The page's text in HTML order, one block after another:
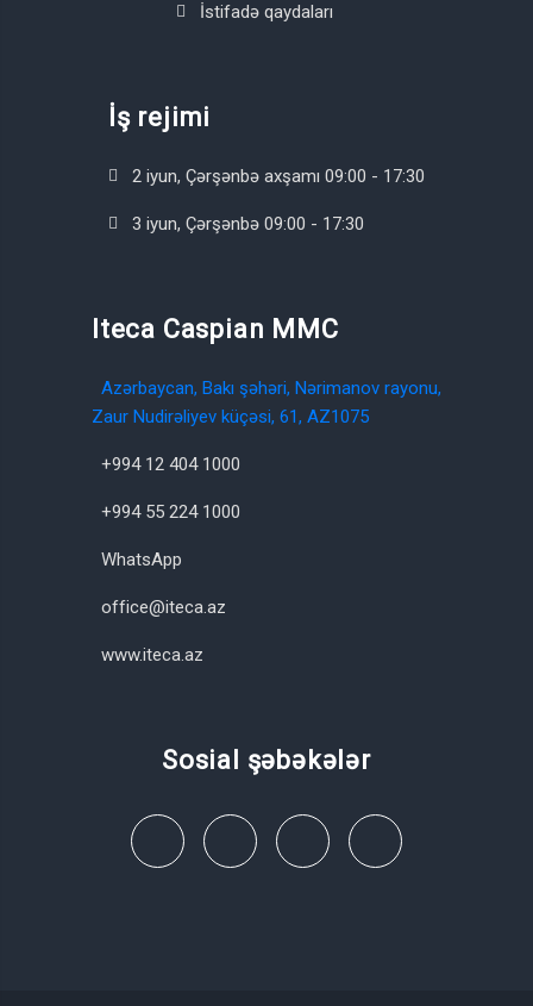
İstifadə qaydaları
İş rejimi
2 iyun, Çərşənbə axşamı 09:00 - 17:30
3 iyun, Çərşənbə 09:00 - 17:30
Iteca Caspian MMC
Azərbaycan, Bakı şəhəri, Nərimanov rayonu,
Zaur Nudirəliyev küçəsi, 61, AZ1075
+994 12 404 1000
+994 55 224 1000
WhatsApp
office@iteca.az
www.iteca.az
Sosial şəbəkələr